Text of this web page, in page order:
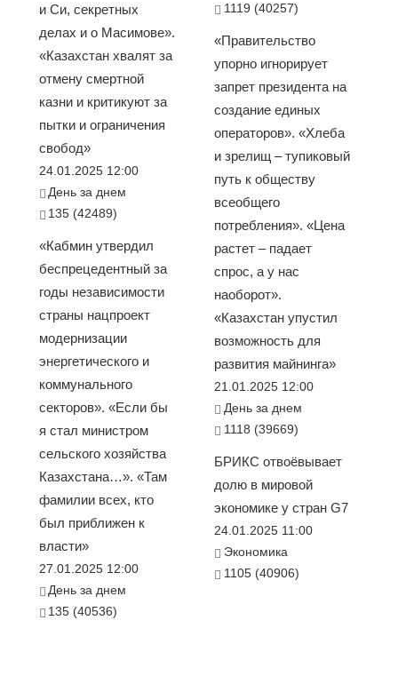
и Си, секретных
делах и о Масимове».
«Казахстан хвалят за
отмену смертной
казни и критикуют за
пытки и ограничения
свобод»
24.01.2025 12:00
День за днем
135 (42489)
«Кабмин утвердил
беспрецедентный за
годы независимости
страны нацпроект
модернизации
энергетического и
коммунального
секторов». «Если бы
я стал министром
сельского хозяйства
Казахстана…». «Там
фамилии всех, кто
был приближен к
власти»
27.01.2025 12:00
День за днем
135 (40536)
1119 (40257)
«Правительство
упорно игнорирует
запрет президента на
создание единых
операторов». «Хлеба
и зрелищ – тупиковый
путь к обществу
всеобщего
потребления». «Цена
растет – падает
спрос, а у нас
наоборот».
«Казахстан упустил
возможность для
развития майнинга»
21.01.2025 12:00
День за днем
1118 (39669)
БРИКС отвоёвывает
долю в мировой
экономике у стран G7
24.01.2025 11:00
Экономика
1105 (40906)